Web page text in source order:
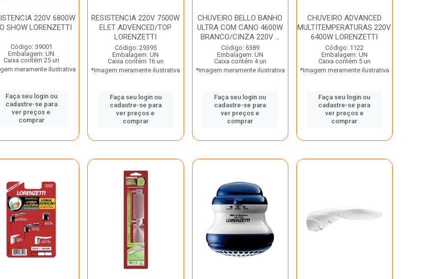
220V 6800W
SHOW LORENZETTI
Código: 39001
Embalagem: UN
Caixa contém 25 un
meramente ilustrativa
Faça seu login ou
cadastre-se para
ver preços e
comprar
RESISTENCIA 220V 7500W
ELET ADVENCED/TOP
LORENZETTI
Código: 29395
Embalagem: UN
Caixa contém 16 un
*Imagem meramente ilustrativa
Faça seu login ou
cadastre-se para
ver preços e
comprar
CHUVEIRO BELLO BANHO
ULTRA COM CANO 4600W
BRANCO/CINZA 220V ...
Código: 6389
Embalagem: UN
Caixa contém 4 un
*Imagem meramente ilustrativa
Faça seu login ou
cadastre-se para
ver preços e
comprar
CHUVEIRO ADVANCED
MULTITEMPERATURAS 220V
6400W LORENZETTI
Código: 1122
Embalagem: UN
Caixa contém 5 un
*Imagem meramente ilustrativa
Faça seu login ou
cadastre-se para
ver preços e
comprar